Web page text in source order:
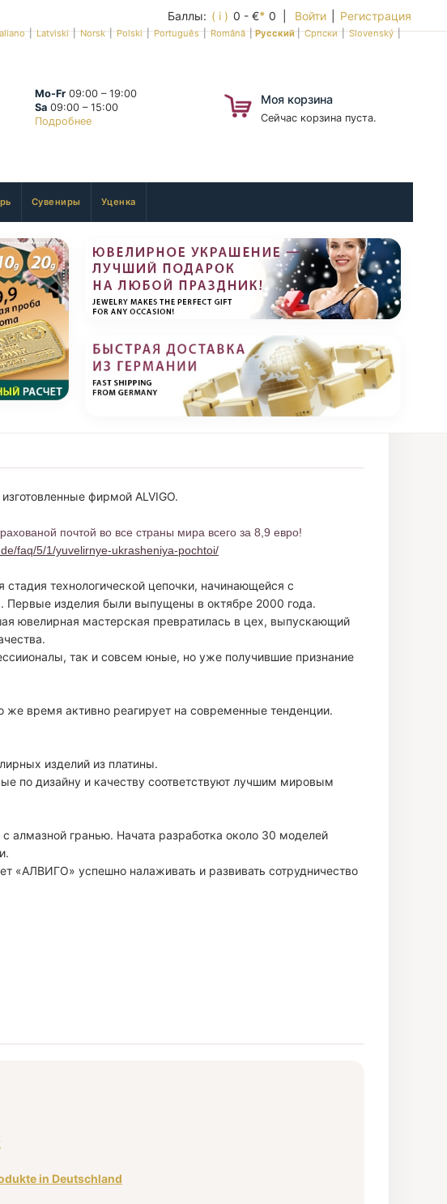
Баллы: ( i ) 0 - €* 0 | Войти Регистрация
|Latviski|Norsk|Polski|Português|Română|Русский|Српски|Slovenský|
Mo-Fr09:00 – 19:00
Sa09:00 – 15:00
Подробнее
Моя корзина
Сейчас корзина пуста.
Сувениры Уценка
изготовленные фирмой ALVIGO.
почтой во все страны мира всего за 8,9 евро!
faq/5/1/yuvelirnye-ukrasheniya-pochtoi/
технологической цепочки, начинающейся с
Первые изделия были выпущены в октябре 2000 года.
ювелирная мастерская превратилась в цех, выпускающий
так и совсем юные, но уже получившие признание
же время активно реагирует на современные тенденции.
изделий из платины.
по дизайну и качеству соответствуют лучшим мировым
алмазной гранью. Начата разработка около 30 моделей
«АЛВИГО» успешно налаживать и развивать сотрудничество
in Deutschland